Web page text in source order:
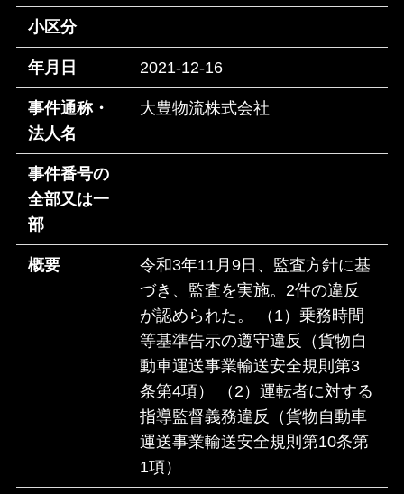
小区分
年月日 2021-12-16
事件通称・
法人名
大豊物流株式会社
事件番号の
全部又は一
部
概要
令和3年11月9日、監査方針に基
づき、監査を実施。2件の違反
が認められた。 （1）乗務時間
等基準告示の遵守違反（貨物自
動車運送事業輸送安全規則第3
条第4項） （2）運転者に対する
指導監督義務違反（貨物自動車
運送事業輸送安全規則第10条第
1項）